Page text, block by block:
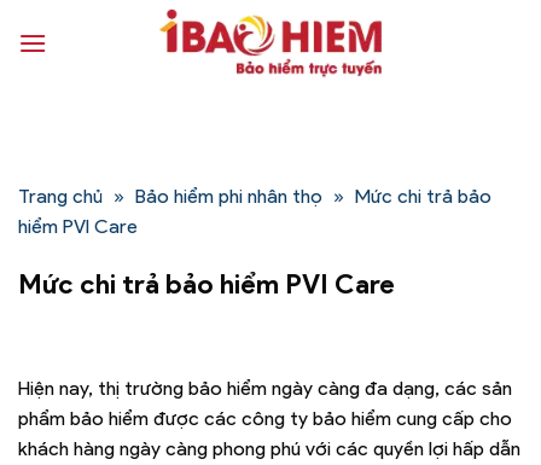
qua
Trang chủ » Bảo hiểm phi nhân thọ » Mức chi trả bảo
hiểm PVI Care
Mức chi trả bảo hiểm PVI Care
Hiện nay, thị trường bảo hiểm ngày càng đa dạng, các sản
phẩm bảo hiểm được các công ty bảo hiểm cung cấp cho
khách hàng ngày càng phong phú với các quyền lợi hấp dẫn